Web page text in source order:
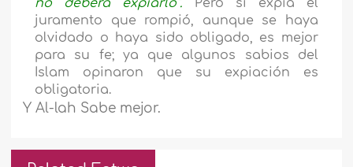
no deberá expiarlo”. Pero si expía el
juramento que rompió, aunque se haya
olvidado o haya sido obligado, es mejor
para su fe; ya que algunos sabios del
Islam opinaron que su expiación es
obligatoria.
Y Al-lah Sabe mejor.